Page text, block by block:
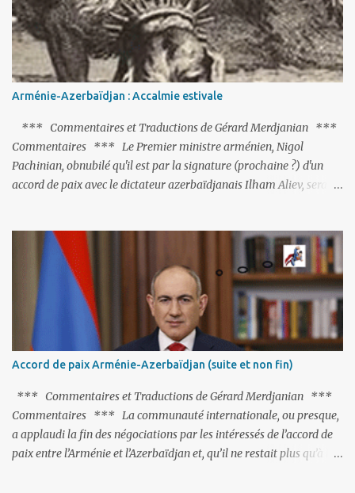
Arménie-Azerbaïdjan : Accalmie estivale
*** Commentaires et Traductions de Gérard Merdjanian ***
Commentaires *** Le Premier ministre arménien, Nigol
Pachinian, obnubilé qu'il est par la signature (prochaine ?) d'un
accord de paix avec le dictateur azerbaïdjanais Ilham Aliev, serait
C'est hélas fort peu probable ; l'Histoire ou la Littérature ne sont
pas ses points forts, pas plus d'ailleurs que les négociations avec le
tandem turco-azéri. Faisant fi de tout ce qui précède la chute de
l'URSS, il est exclusivement intéressé par ce qu'il nomme «
l'Arménie réelle ». Même les trois présidents qu'ils l'ont précédés ne
trouvent pas grâce à ses yeux, les traitant de tous les noms, avant
de les traîner en justice. Et comme les politiciens ne lui suffisent
pas, il s'attaque aux dignitaires de l'Église arménienne, les...
Accord de paix Arménie-Azerbaïdjan (suite et non fin)
*** Commentaires et Traductions de Gérard Merdjanian ***
Commentaires *** La communauté internationale, ou presque,
a applaudi la fin des négociations par les intéressés de l’accord de
paix entre l’Arménie et l’Azerbaïdjan et, qu’il ne restait plus qu’à le